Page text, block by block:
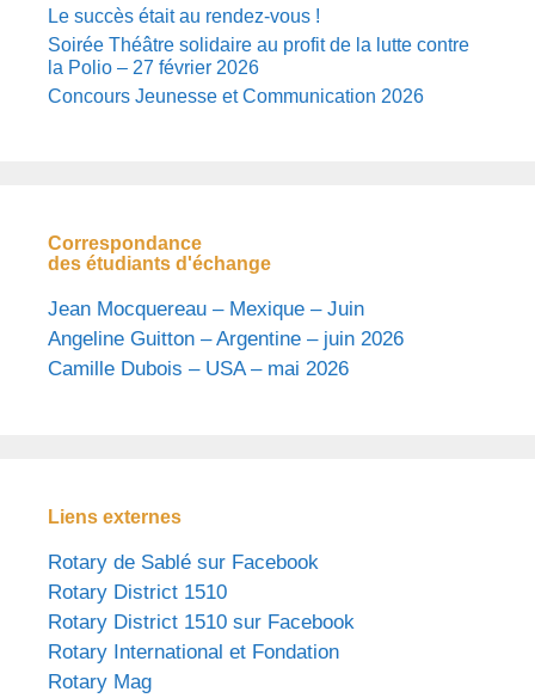
Le succès était au rendez-vous !
Soirée Théâtre solidaire au profit de la lutte contre
la Polio – 27 février 2026
Concours Jeunesse et Communication 2026
Correspondance
des étudiants d'échange
Jean Mocquereau – Mexique – Juin
Angeline Guitton – Argentine – juin 2026
Camille Dubois – USA – mai 2026
Liens externes
Rotary de Sablé sur Facebook
Rotary District 1510
Rotary District 1510 sur Facebook
Rotary International et Fondation
Rotary Mag